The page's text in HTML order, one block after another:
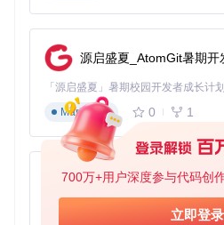
700万+用户深度参与代码创
立即登
性能控制：
功能增强：
手动配置
根据硬件条件和游戏习惯调整配置
i），以下是关键参数的决策指南：
帧率设置决策树
低端配置（集成显卡/2GB内存
中端配置（独立显卡/4GB内存
高端配置（高性能显卡/8GB以
源启盛夏_AtomGit暑期开
Markdown
0 1
py-xiaozhi